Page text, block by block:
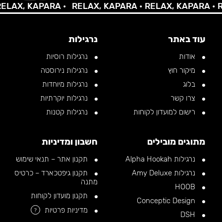
KAPARA • RELAX, KAPARA •RELAX, KAPARA •
עוד באתר
אודות
מיקור חוץ
בלוג
צרו קשר
רישום למועדון לקוחות
נרגילות
נרגילות רוסיות
נרגילות נירוסטה
נרגילות מיוחדות
נרגילות יוקרתיות
נרגילות קטנות
מתוגים מובילים
נרגילות Alpha Hookah
נרגילות Amy Deluxe
חשבון ומדיניות
תקנון אתר – תנאי שימוש
תקנון גיפטכארד – כרטיס
מתנה
תקנון מועדון לקוחות
מדיניות פרטיות
?